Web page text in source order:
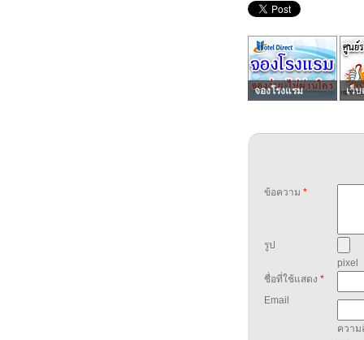
จองโรงแรม เว็บ
ข้อความ *
รูป
pixel
ชื่อที่ใช้แสดง *
Email
ความ